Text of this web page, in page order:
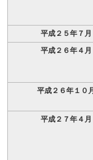
平成２５年７月
平成２６年４月
平成２６年１０月
平成２７年４月